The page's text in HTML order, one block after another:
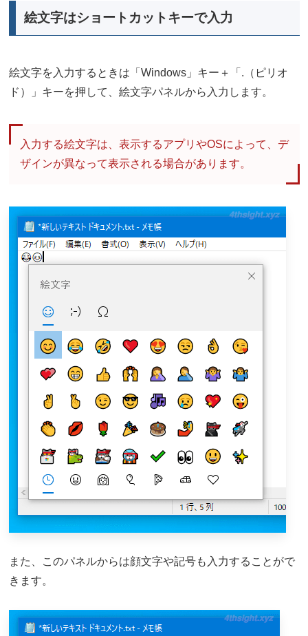
絵文字はショートカットキーで入力
絵文字を入力するときは「Windows」キー＋「.（ピリオ
ド）」キーを押して、絵文字パネルから入力します。
入力する絵文字は、表示するアプリやOSによって、デ
ザインが異なって表示される場合があります。
また、このパネルからは顔文字や記号も入力することがで
きます。